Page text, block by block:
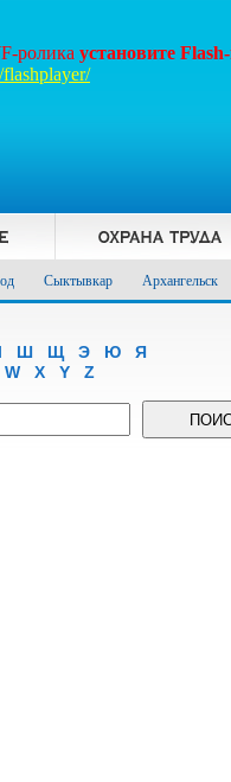
ролика установите
Архангельск
Сыктывкар
Ш Щ Э Ю
Я
W X Y Z